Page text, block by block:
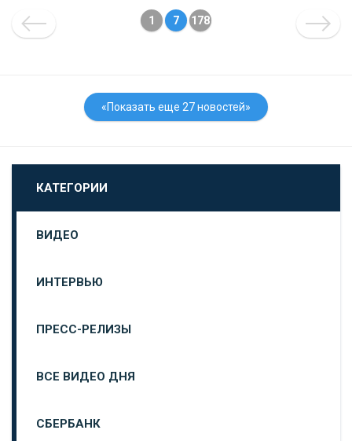
1 7 178
«Показать еще 27 новостей»
КАТЕГОРИИ
ВИДЕО
ИНТЕРВЬЮ
ПРЕСС-РЕЛИЗЫ
ВСЕ ВИДЕО ДНЯ
СБЕРБАНК